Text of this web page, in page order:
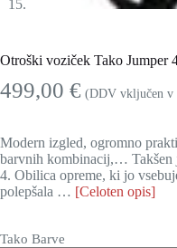
Otroški voziček Tako Jumper
499,00 € (DDV vključen v
Modern izgled, ogromno
barvnih kombinacij,… Takšen
4. Obilica opreme, ki jo
polepšala … [Celoten opis]
Tako Barve